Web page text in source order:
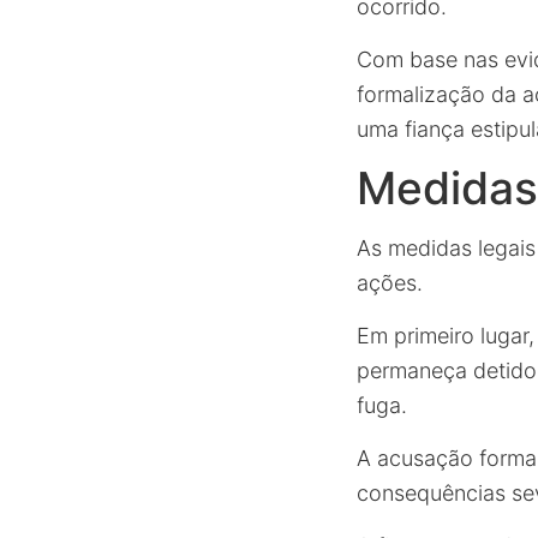
ocorrido.
Com base nas
formalização da
uma fiança
As medidas
ações.
Em primeiro
permaneça
fuga.
A acusação
consequências